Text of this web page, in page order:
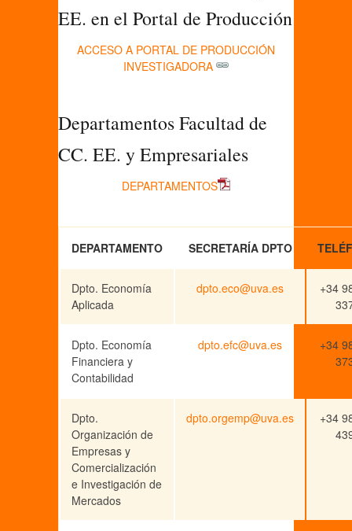
EE. en el Portal de Producción
ACCESO A PORTAL DE PRODUCCIÓN
INVESTIGADORA
Departamentos Facultad de
CC. EE. y Empresariales
DEPARTAMENTOS
DEPARTAMENTO SECRETARÍA DPTO
Dpto. Economía
Aplicada
se.avu@oce.otpd
+34
Dpto. Economía
Financiera y
Contabilidad
se.avu@cfe.otpd
+34
Dpto.
Organización de
Empresas y
Comercialización
e Investigación de
Mercados
se.avu@pmegro.otpd
+34